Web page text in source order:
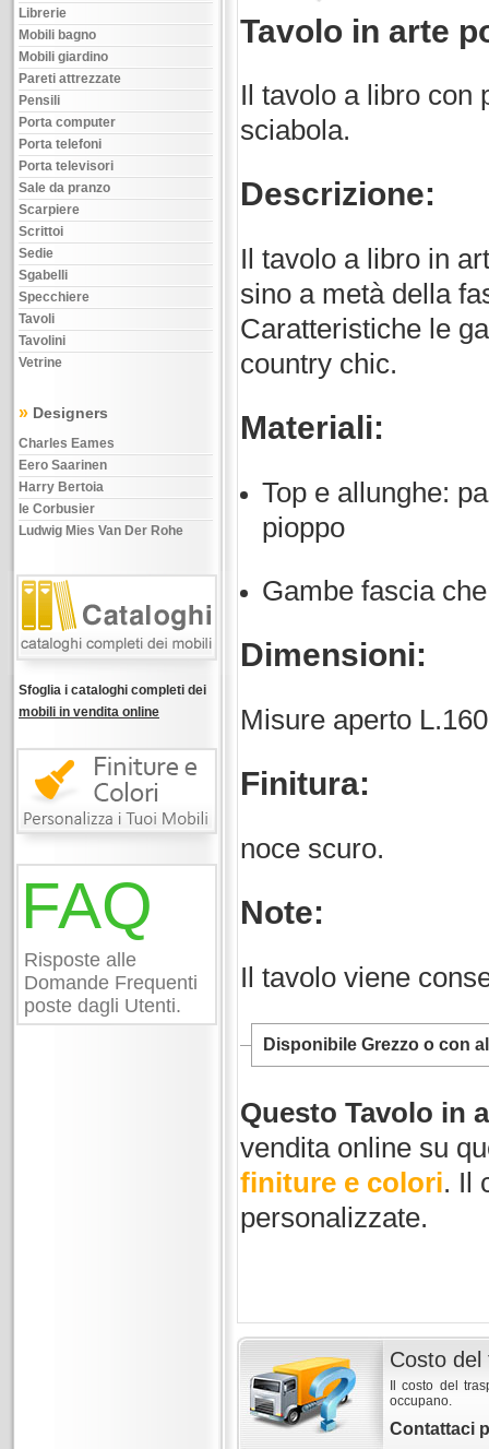
Librerie
Mobili bagno
Mobili giardino
Pareti attrezzate
Pensili
Porta computer
Porta telefoni
Porta televisori
Sale da pranzo
Scarpiere
Scrittoi
Sedie
Sgabelli
Specchiere
Tavoli
Tavolini
Vetrine
» Designers
Charles Eames
Eero Saarinen
Harry Bertoia
le Corbusier
Ludwig Mies Van Der Rohe
Sfoglia i cataloghi completi dei
mobili in vendita online
FAQ
Risposte alle
Domande Frequenti
poste dagli Utenti.
Tavolo in arte
Il tavolo a libro con
sciabola.
Descrizione:
Il tavolo a libro in
sino a metà della
Caratteristiche le
country chic.
Materiali:
Top e allunghe:
pioppo
Gambe fascia
Dimensioni:
Misure aperto
Finitura:
noce scuro.
Note:
Il tavolo viene
Disponibile Grezzo o con
Questo Tavolo in
vendita online su
finiture e colori. Il
personalizzate.
Costo
Il costo del
occupano.
Contattaci